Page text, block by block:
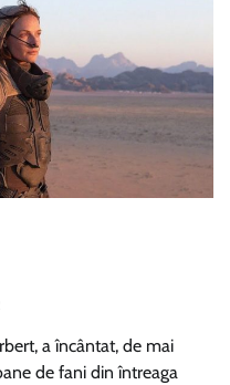
a încântat, de mai
de fani din întreaga